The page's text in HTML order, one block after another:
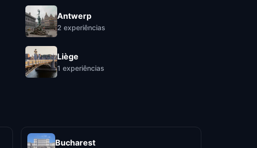
Antwerp
2 experiências
Liège
1 experiências
Bucharest